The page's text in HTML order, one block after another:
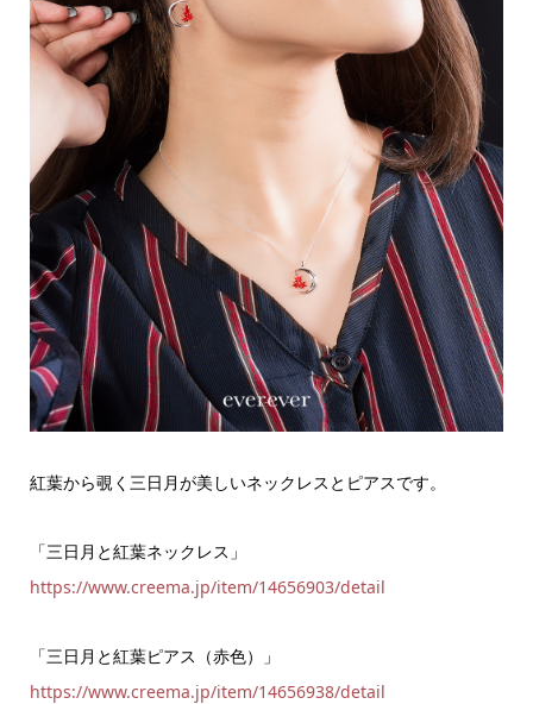
紅葉から覗く三日月が美しいネックレスとピアスです。
「三日月と紅葉ネックレス」
https://www.creema.jp/item/14656903/detail
「三日月と紅葉ピアス（赤色）」
https://www.creema.jp/item/14656938/detail